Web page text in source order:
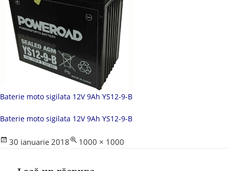
Baterie moto sigilata 12V 9Ah YS12-9-B
Baterie moto sigilata 12V 9Ah YS12-9-B
Posted
30 ianuarie 2018
Full
1000 × 1000